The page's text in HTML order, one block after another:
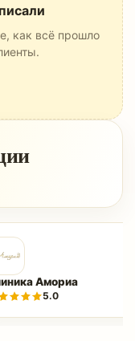
как всё прошло
Амориа
5.0